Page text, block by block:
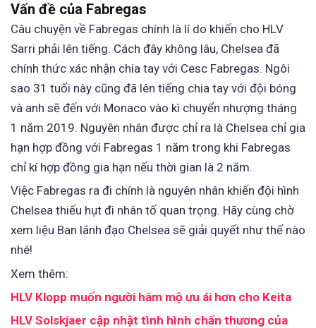
Vấn đề của Fabregas
Câu chuyện về Fabregas chính là lí do khiến cho HLV
Sarri phải lên tiếng. Cách đây không lâu, Chelsea đã
chính thức xác nhận chia tay với Cesc Fabregas. Ngôi
sao 31 tuổi này cũng đã lên tiếng chia tay với đội bóng
và anh sẽ đến với Monaco vào kì chuyển nhượng tháng
1 năm 2019. Nguyên nhân được chỉ ra là Chelsea chỉ gia
hạn hợp đồng với Fabregas 1 năm trong khi Fabregas
chỉ kí hợp đồng gia hạn nếu thời gian là 2 năm.
Việc Fabregas ra đi chính là nguyên nhân khiến đội hình
Chelsea thiếu hụt đi nhân tố quan trọng. Hãy cùng chờ
xem liệu Ban lãnh đạo Chelsea sẽ giải quyết như thế nào
nhé!
Xem thêm:
HLV Klopp muốn người hâm mộ ưu ái hơn cho Keita
HLV Solskjaer cập nhật tình hình chấn thương của